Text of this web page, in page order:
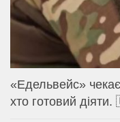
«Едельвейс»
хто готовий